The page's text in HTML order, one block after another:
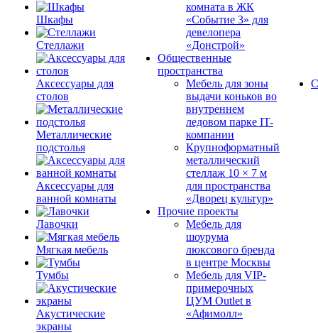
Шкафы
Стеллажи
Аксессуары для
столов
Металлические
подстолья
Аксессуары для
ванной комнаты
Лавочки
Мягкая мебель
Тумбы
Акустические
экраны
комната в ЖК
«Событие 3» для
девелопера
«Донстрой»
Общественные
пространства
Мебель для зоны
выдачи коньков во
внутреннем
ледовом парке IT-
компании
Крупноформатный
металлический
стеллаж 10 × 7 м
для пространства
«Дворец культур»
Прочие проекты
Мебель для
шоурума
люксового бренда
в центре Москвы
Мебель для VIP-
примерочных
ЦУМ Outlet в
«Афимолл»